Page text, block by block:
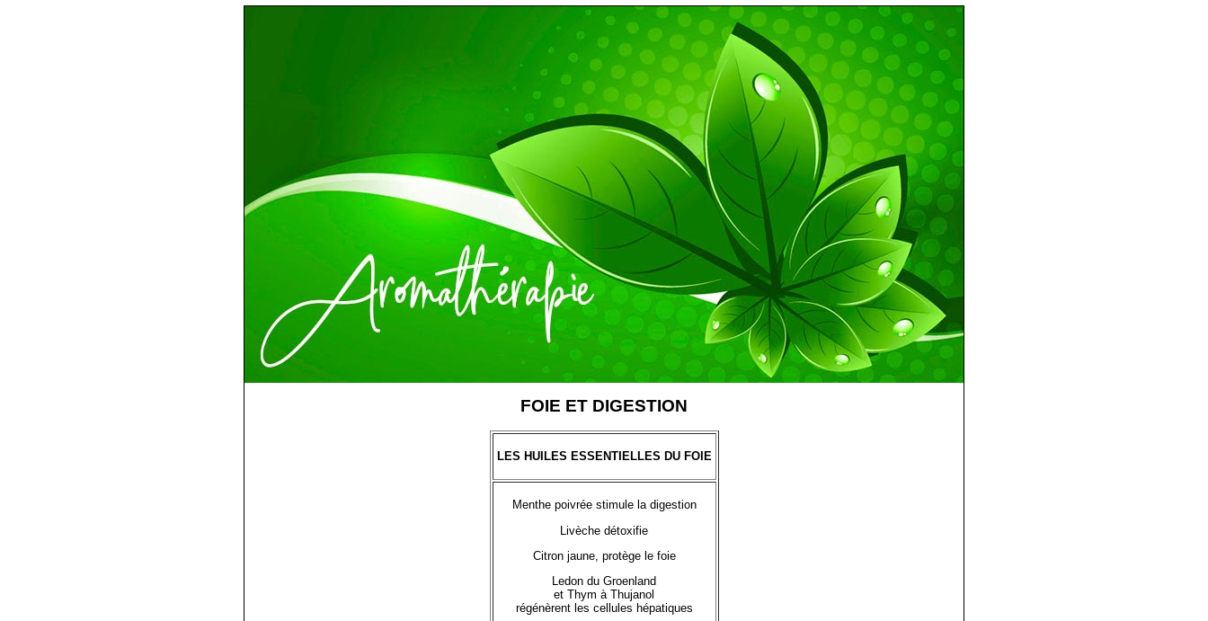
FOIE ET DIGESTION
LES HUILES ESSENTIELLES DU FOIE
Menthe poivrée stimule la digestion
Livèche détoxifie
Citron jaune, protège le foie
Ledon du Groenland
et Thym à Thujanol
régénèrent les cellules hépatiques